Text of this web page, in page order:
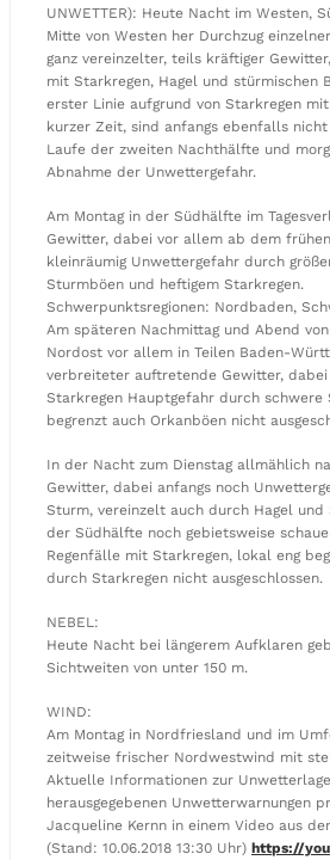
UNWETTER): Heute Nacht im Westen,
Mitte von Westen her Durchzug
ganz vereinzelter, teils kräftiger
mit Starkregen, Hagel und stürmischen
erster Linie aufgrund von Starkregen
kurzer Zeit, sind anfangs ebenfalls nicht
Laufe der zweiten Nachthälfte und
Abnahme der Unwettergefahr.
Am Montag in der Südhälfte im
Gewitter, dabei vor allem ab dem
kleinräumig Unwettergefahr durch
Sturmböen und heftigem Starkregen.
Schwerpunktsregionen: Nordbaden,
Am späteren Nachmittag und Abend
Nordost vor allem in Teilen Baden-
verbreiteter auftretende Gewitter, dabei
Starkregen Hauptgefahr durch schwere
begrenzt auch Orkanböen nicht
In der Nacht zum Dienstag allmählich
Gewitter, dabei anfangs noch
Sturm, vereinzelt auch durch Hagel und
der Südhälfte noch gebietsweise
Regenfälle mit Starkregen, lokal eng
durch Starkregen nicht ausgeschlossen.
NEBEL:
Heute Nacht bei längerem Aufklaren
Sichtweiten von unter 150 m.
WIND:
Am Montag in Nordfriesland und im
zeitweise frischer Nordwestwind mit
Aktuelle Informationen zur
herausgegebenen Unwetterwarnungen
Jacqueline Kernn in einem Video aus
(Stand: 10.06.2018 13:30 Uhr) https://